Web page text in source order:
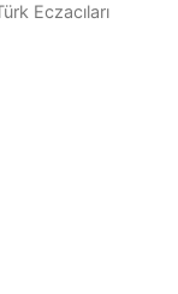
Eczacıları